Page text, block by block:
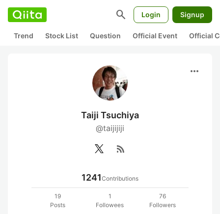
search Login Signup
Trend Stock List Question Official Event Official
more_horiz
Taiji Tsuchiya
@taijijiji
rss_feed
1241Contributions
19
Posts
1
Followees
76
Followers